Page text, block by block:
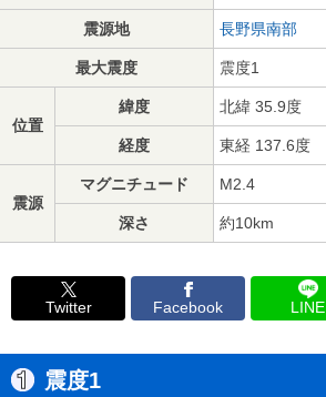
震源地 長野県南部
最大震度 震度1
位置
緯度 北緯 35.9度
経度 東経 137.6度
震源
マグニチュード M2.4
深さ 約10km
Twitter Facebook LINE
震度1